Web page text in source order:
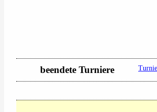
beendete Turniere